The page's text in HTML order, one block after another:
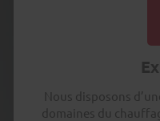
Nous disposons
domaines du